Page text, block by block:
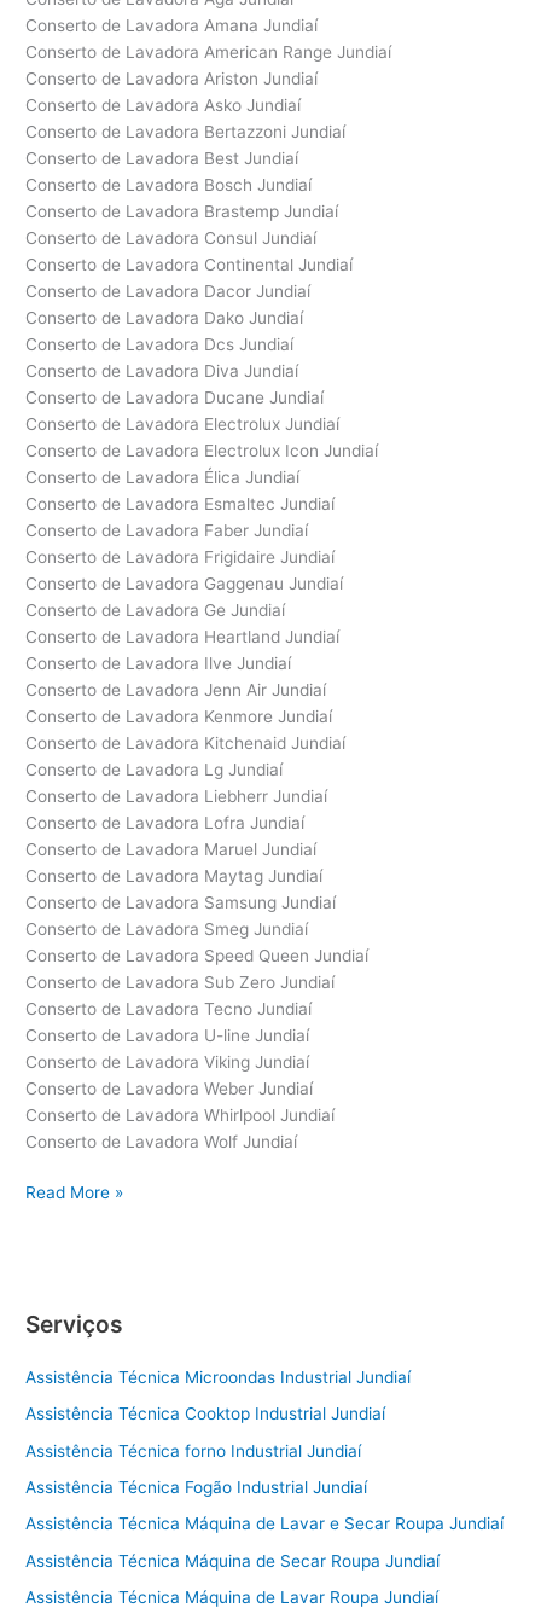
Conserto de Lavadora Amana Jundiaí
Conserto de Lavadora American Range Jundiaí
Conserto de Lavadora Ariston Jundiaí
Conserto de Lavadora Asko Jundiaí
Conserto de Lavadora Bertazzoni Jundiaí
Conserto de Lavadora Best Jundiaí
Conserto de Lavadora Bosch Jundiaí
Conserto de Lavadora Brastemp Jundiaí
Conserto de Lavadora Consul Jundiaí
Conserto de Lavadora Continental Jundiaí
Conserto de Lavadora Dacor Jundiaí
Conserto de Lavadora Dako Jundiaí
Conserto de Lavadora Dcs Jundiaí
Conserto de Lavadora Diva Jundiaí
Conserto de Lavadora Ducane Jundiaí
Conserto de Lavadora Electrolux Jundiaí
Conserto de Lavadora Electrolux Icon Jundiaí
Conserto de Lavadora Élica Jundiaí
Conserto de Lavadora Esmaltec Jundiaí
Conserto de Lavadora Faber Jundiaí
Conserto de Lavadora Frigidaire Jundiaí
Conserto de Lavadora Gaggenau Jundiaí
Conserto de Lavadora Ge Jundiaí
Conserto de Lavadora Heartland Jundiaí
Conserto de Lavadora Ilve Jundiaí
Conserto de Lavadora Jenn Air Jundiaí
Conserto de Lavadora Kenmore Jundiaí
Conserto de Lavadora Kitchenaid Jundiaí
Conserto de Lavadora Lg Jundiaí
Conserto de Lavadora Liebherr Jundiaí
Conserto de Lavadora Lofra Jundiaí
Conserto de Lavadora Maruel Jundiaí
Conserto de Lavadora Maytag Jundiaí
Conserto de Lavadora Samsung Jundiaí
Conserto de Lavadora Smeg Jundiaí
Conserto de Lavadora Speed Queen Jundiaí
Conserto de Lavadora Sub Zero Jundiaí
Conserto de Lavadora Tecno Jundiaí
Conserto de Lavadora U-line Jundiaí
Conserto de Lavadora Viking Jundiaí
Conserto de Lavadora Weber Jundiaí
Conserto de Lavadora Whirlpool Jundiaí
Conserto de Lavadora Wolf Jundiaí
Conserto
Read More »
Serviços
Assistência Técnica Microondas Industrial Jundiaí
Assistência Técnica Cooktop Industrial Jundiaí
Assistência Técnica forno Industrial Jundiaí
Assistência Técnica Fogão Industrial Jundiaí
Assistência Técnica Máquina de Lavar e Secar Roupa Jundiaí
Assistência Técnica Máquina de Secar Roupa Jundiaí
Assistência Técnica Máquina de Lavar Roupa Jundiaí